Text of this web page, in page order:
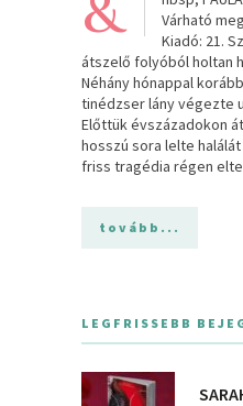
Várható
Kiadó: 21.
átszelő folyóból holtan
Néhány hónappal
tinédzser lány végezte
Előttük évszázadokon
hosszú sora lelte
friss tragédia régen
tovább...
LEGFRISSEBB